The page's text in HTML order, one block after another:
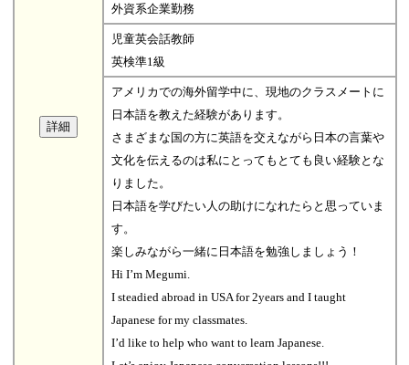
外資系企業勤務
児童英会話教師
英検準1級
アメリカでの海外留学中に、現地のクラスメートに
日本語を教えた経験があります。
さまざまな国の方に英語を交えながら日本の言葉や
文化を伝えるのは私にとってもとても良い経験とな
りました。
日本語を学びたい人の助けになれたらと思っていま
す。
楽しみながら一緒に日本語を勉強しましょう！
Hi I’m Megumi.
I steadied abroad in USA for 2years and I taught
Japanese for my classmates.
I’d like to help who want to learn Japanese.